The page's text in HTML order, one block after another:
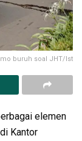
buruh soal JHT/Ist
elemen
Kantor